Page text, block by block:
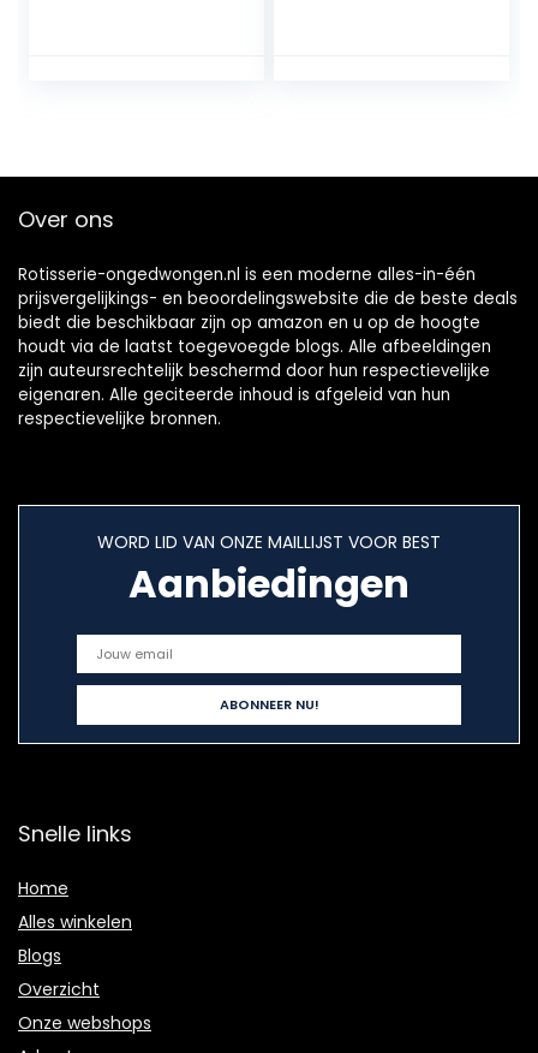
picknick koken
Over ons
Rotisserie-ongedwongen.nl is een moderne alles-in-één
prijsvergelijkings- en beoordelingswebsite die de beste deals
biedt die beschikbaar zijn op amazon en u op de hoogte
houdt via de laatst toegevoegde blogs. Alle afbeeldingen
zijn auteursrechtelijk beschermd door hun respectievelijke
eigenaren. Alle geciteerde inhoud is afgeleid van hun
respectievelijke bronnen.
WORD LID VAN ONZE MAILLIJST VOOR BEST
Aanbiedingen
Snelle links
Home
Alles winkelen
Blogs
Overzicht
Onze webshops